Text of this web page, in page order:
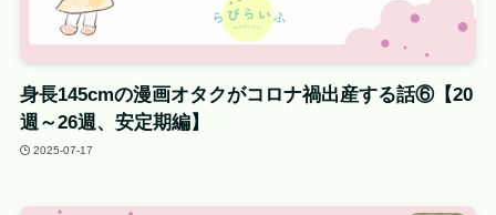
身長145cmの漫画オタクがコロナ禍出産する話⑥【20
週～26週、安定期編】
2025-07-17